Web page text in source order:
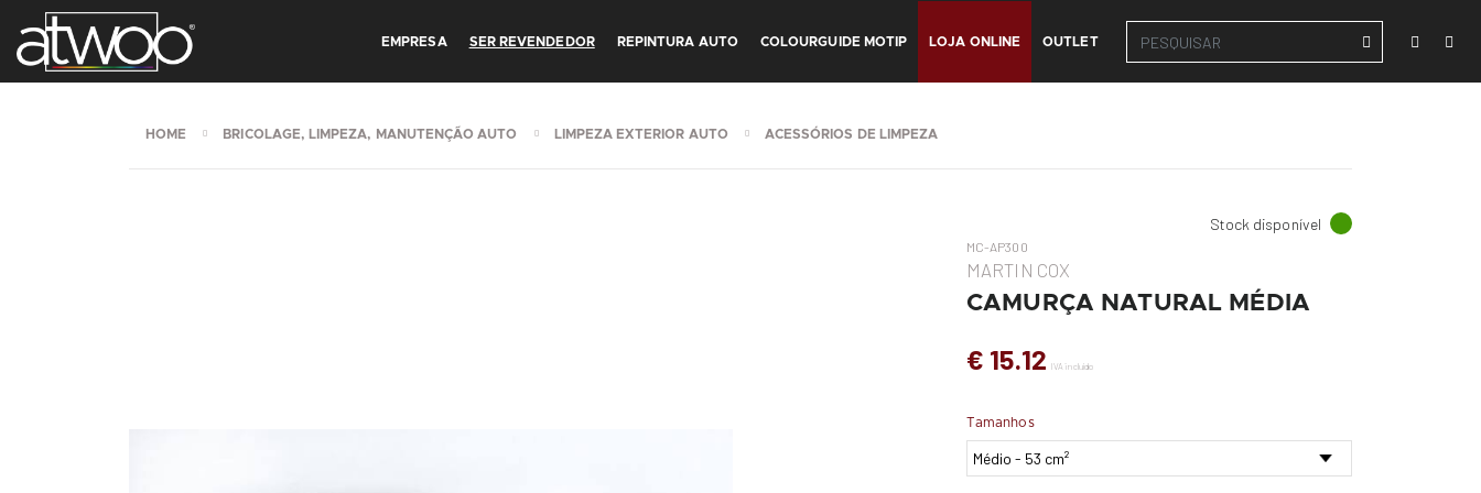
EMPRESA SER REVENDEDOR REPINTURA AUTO COLOURGUIDE MOTIP LOJA ONLINE OUTLET
HOME BRICOLAGE, LIMPEZA, MANUTENÇÃO AUTO LIMPEZA EXTERIOR AUTO ACESSÓRIOS DE LIMPEZA
Stock disponível
MC-AP300
MARTIN COX
CAMURÇA NATURAL MÉDIA
€ 15.12 IVA incluído
Tamanhos